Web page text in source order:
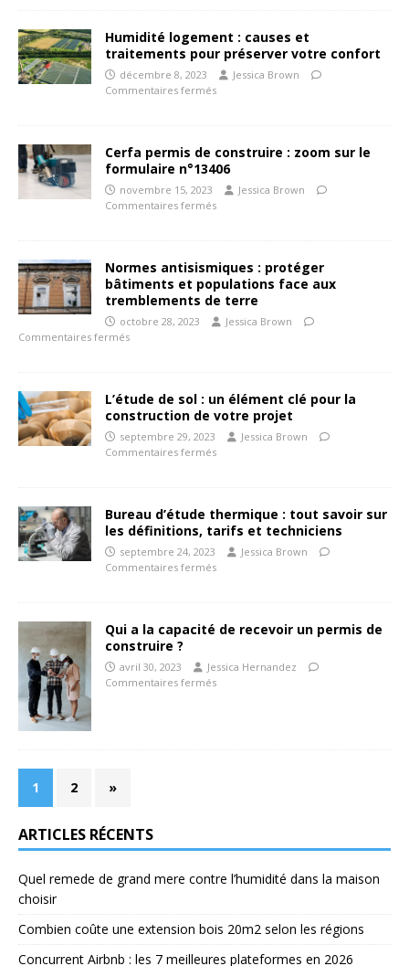
Humidité logement : causes et
traitements pour préserver votre confort
décembre 8, 2023
Jessica Brown
Commentaires fermés
Cerfa permis de construire : zoom sur le
formulaire n°13406
novembre 15, 2023
Jessica Brown
Commentaires fermés
Normes antisismiques : protéger
bâtiments et populations face aux
tremblements de terre
octobre 28, 2023
Jessica Brown
Commentaires fermés
L’étude de sol : un élément clé pour la
construction de votre projet
septembre 29, 2023
Jessica Brown
Commentaires fermés
Bureau d’étude thermique : tout savoir sur
les définitions, tarifs et techniciens
septembre 24, 2023
Jessica Brown
Commentaires fermés
Qui a la capacité de recevoir un permis de
construire ?
avril 30, 2023
Jessica Hernandez
Commentaires fermés
1 2 »
ARTICLES RÉCENTS
Quel remede de grand mere contre l’humidité dans la maison
choisir
Combien coûte une extension bois 20m2 selon les régions
Concurrent Airbnb : les 7 meilleures plateformes en 2026